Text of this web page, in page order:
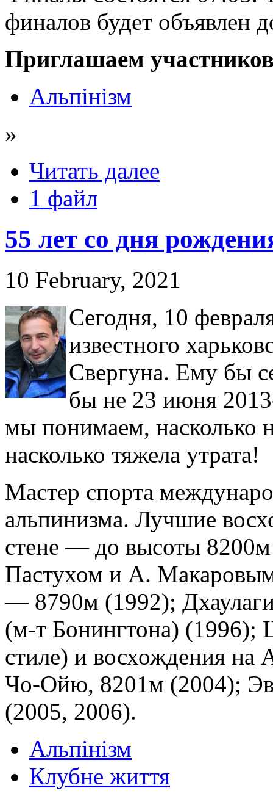
финалов будет объявлен
Приглашаем
Альпінізм
»
Читать далее
1 файл
55 лет со дня
10 February, 2021
Сегодня, 10
известного
Свергуна. Ему бы
бы не 23 июня
мы понимаем, насколько
насколько тяжела утрата!
Мастер спорта
альпинизма. Лучшие
стене — до высоты
Пастухом и А.
— 8790м (1992);
(м-т Бонингтона)
стиле) и восхождения
Чо-Ойю, 8201м (2004);
(2005, 2006).
Альпінізм
Клубне життя